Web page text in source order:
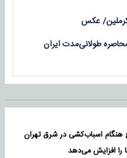
کرملین/ عکس
طولانی‌مدت ایران
هنگام اسباب‌کشی در شرق تهران
را افزایش می‌دهد